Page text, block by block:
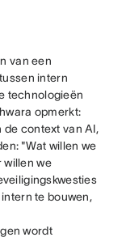
van een
intern
technologieën
opmerkt:
de context van AI,
"Wat willen we
willen we
te bouwen,
wordt